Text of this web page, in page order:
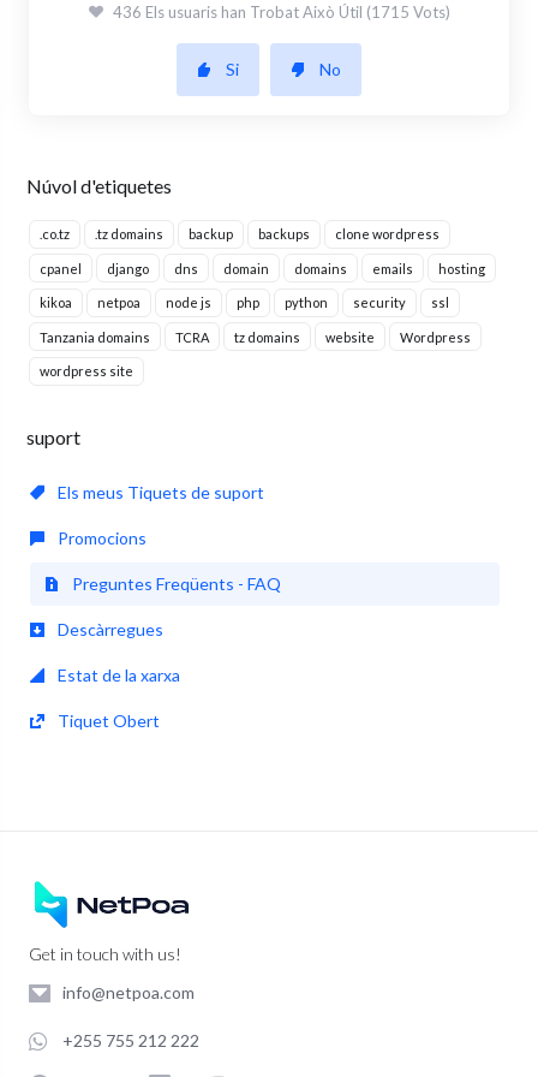
Núvol d'etiquetes
.co.tz .tz domains backup backups clone wordpress
cpanel django dns domain domains emails hosting
kikoa netpoa node js php python security ssl
Tanzania domains TCRA tz domains website Wordpress
wordpress site
suport
Els meus Tiquets de suport
Promocions
Preguntes Freqüents - FAQ
Descàrregues
Estat de la xarxa
Tiquet Obert
436 Els usuaris han Trobat Això Útil (1715 Vots)
Si No
Get in touch with us!
info@netpoa.com
+255 755 212 222